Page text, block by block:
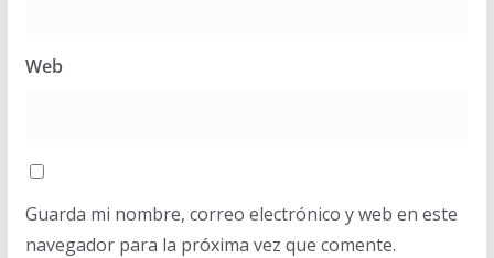
Web
Guarda mi nombre, correo electrónico y web en este
navegador para la próxima vez que comente.